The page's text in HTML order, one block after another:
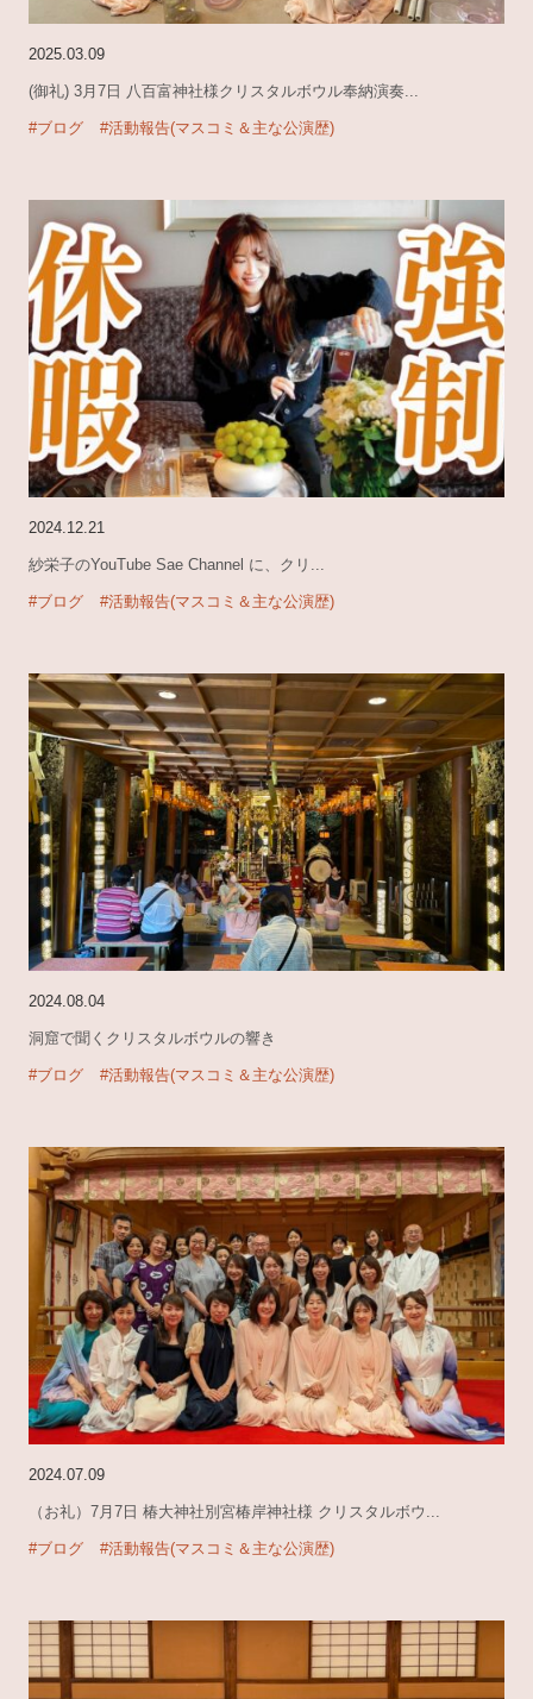
2025.03.09
(御礼) 3月7日 八百富神社様クリスタルボウル奉納演奏...
#ブログ #活動報告(マスコミ＆主な公演歴)
2024.12.21
紗栄子のYouTube Sae Channel に、クリ...
#ブログ #活動報告(マスコミ＆主な公演歴)
2024.08.04
洞窟で聞くクリスタルボウルの響き
#ブログ #活動報告(マスコミ＆主な公演歴)
2024.07.09
（お礼）7月7日 椿大神社別宮椿岸神社様 クリスタルボウ...
#ブログ #活動報告(マスコミ＆主な公演歴)